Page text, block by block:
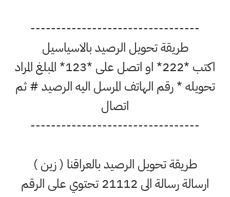
---------------------------------
طريقة تحويل الرصيد بالاسياسيل
اكتب *222* او اتصل على *123* المبلغ المراد
تحويله * رقم الهاتف المرسل اليه الرصيد # ثم
اتصال
---------------------------------
طريقة تحويل الرصيد بالعراقنا ( زين )
ارسالة رسالة الى 21112 تحتوي على الرقم